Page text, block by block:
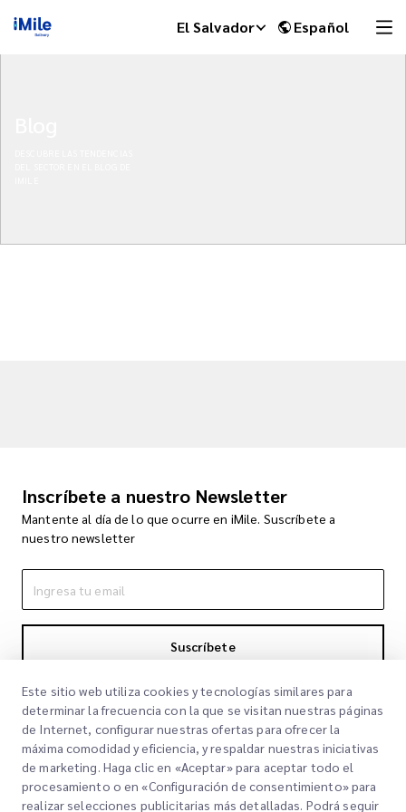
El Salvador Español
Inscríbete a nuestro Newsletter
Mantente al día de lo que ocurre en iMile. Suscríbete a
nuestro newsletter
Suscríbete
Al suscribirte aceptas nuestra Política de Privacidad Política de
Privacidad
Este sitio web utiliza cookies y tecnologías similares para
determinar la frecuencia con la que se visitan nuestras páginas
de Internet, configurar nuestras ofertas para ofrecer la
máxima comodidad y eficiencia, y respaldar nuestras iniciativas
de marketing. Haga clic en «Aceptar» para aceptar todo el
procesamiento o en «Configuración de consentimiento» para
realizar selecciones publicitarias más detalladas. Podrá seguir